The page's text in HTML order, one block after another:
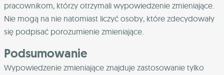
pracownikom, którzy otrzymali wypowiedzenie zmieniające.
Nie mogą na nie natomiast liczyć osoby, które zdecydowały
się podpisać porozumienie zmieniające.
Podsumowanie
Wypowiedzenie zmieniające znajduje zastosowanie tylko